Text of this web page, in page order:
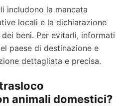
includono la mancata
locali e la dichiarazione
beni. Per evitarli, informati
paese di destinazione e
dettagliata e precisa.
animali domestici?